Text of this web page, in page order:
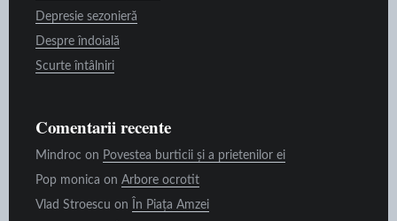
Depresie sezonieră
Despre îndoială
Scurte întâlniri
Comentarii recente
Mindroc on Povestea burticii și a prietenilor ei
Pop monica on Arbore ocrotit
Vlad Stroescu on
În Piața Amzei